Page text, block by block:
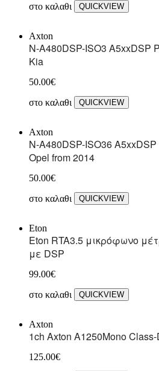
στο καλαθι
QUICKVIEW
Axton
N-A480DSP-ISO3 A5xxDSP
Kia
50.00€
στο καλαθι
QUICKVIEW
Axton
N-A480DSP-ISO36
Opel from 2014
50.00€
στο καλαθι
QUICKVIEW
Eton
Eton RTA3.5 μικρόφωνο
με DSP
99.00€
στο καλαθι
QUICKVIEW
Axton
1ch Axton A1250Mono Class-
125.00€